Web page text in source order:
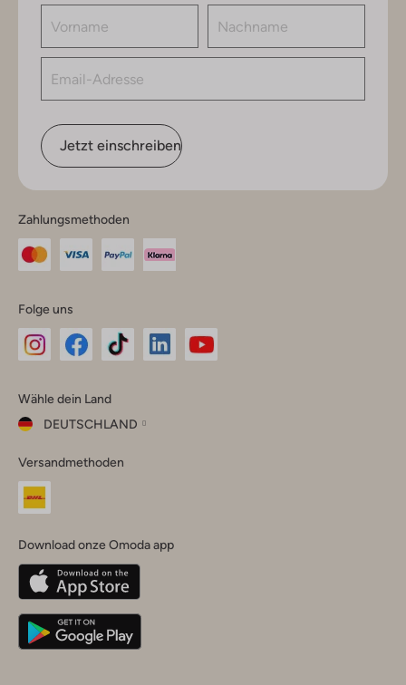
Jetzt einschreiben
Zahlungsmethoden
Folge uns
Instagram
Facebook
TikTok
Wähle dein Land
DEUTSCHLAND
dein
Land
Belgique(Français)
Deutschland
Versandmethoden
Download onze Omoda app